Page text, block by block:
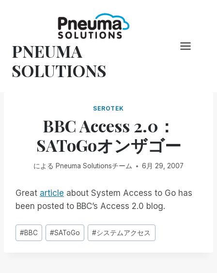
PNEUMA
SOLUTIONS
SEROTEK
BBC Access 2.0：
SAToGoオンザゴー
による Pneuma Solutionsチーム 6月 29, 2007
Great article about System Access to Go has
been posted to BBC’s Access 2.0 blog.
投
稿
#BBC #SAToGo #システムアクセス